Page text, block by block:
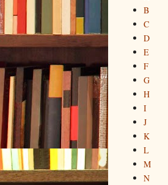
B
C
D
E
F
G
H
I
J
K
L
M
N